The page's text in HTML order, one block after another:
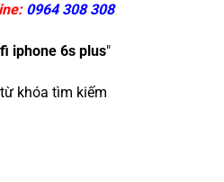
0964 308 308
iphone 6s plus"
khóa tìm kiếm